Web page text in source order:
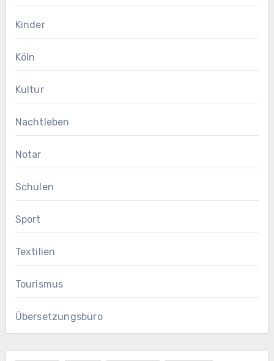
Kinder
Köln
Kultur
Nachtleben
Notar
Schulen
Sport
Textilien
Tourismus
Übersetzungsbüro